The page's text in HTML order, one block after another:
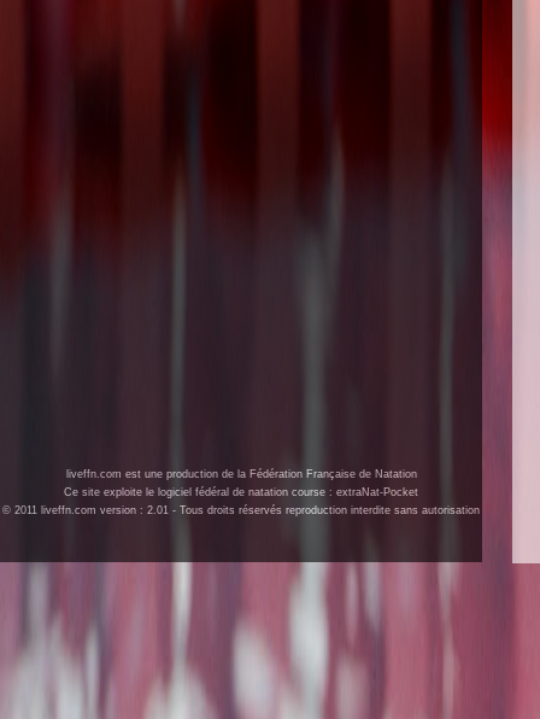
liveffn.com est une production de la Fédération Française de Natation
Ce site exploite le logiciel fédéral de natation course : extraNat-Pocket
© 2011 liveffn.com version : 2.01 - Tous droits réservés reproduction interdite sans autorisation